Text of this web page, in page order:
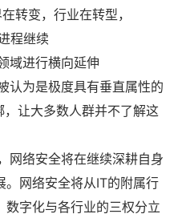
域进行横向延伸
为是极度具有垂直属性的
让大多数人群并不了解这
络安全将在继续深耕自身
。网络安全将从IT的附属行
字化与各行业的三权分立